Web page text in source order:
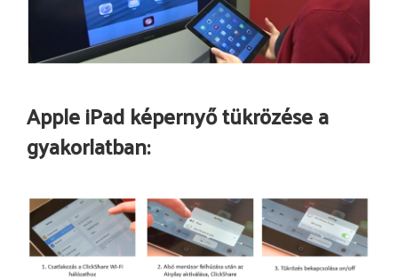
Apple iPad képernyő tükrözése a
gyakorlatban: